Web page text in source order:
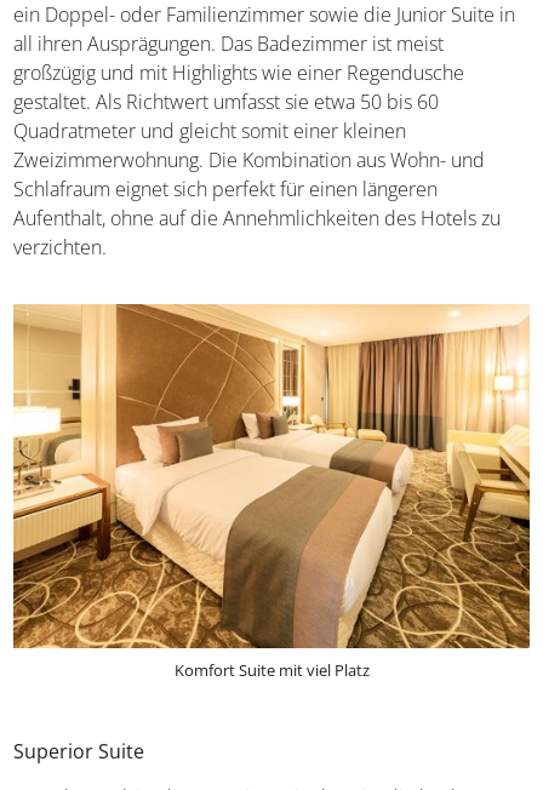
Suite ist der Name Programm: Sie besitztmindestens
zwei Räumeund fällt somit unter die Definition einer
echten Suite. Ihre Ausstattung verspricht deutlich mehr
Komfort als ein Doppel- oder Familienzimmer sowie die
Junior Suite in all ihren Ausprägungen. Das Badezimmer
ist meist großzügig und mit Highlights wie einer
Regendusche gestaltet. Als Richtwert umfasst sie etwa 50
bis 60 Quadratmeter und gleicht somit einer kleinen
Zweizimmerwohnung. Die Kombination aus Wohn- und
Aufenthalt, ohne auf die Annehmlichkeiten des Hotels zu
verzichten.